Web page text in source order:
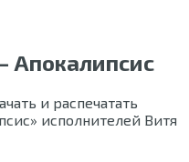
Апокалипсис
и распечатать
исполнителей Витя